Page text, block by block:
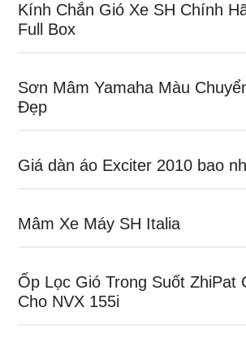
Kính Chắn Gió Xe SH Chính
Full Box
Sơn Mâm Yamaha Màu
Đẹp
Giá dàn áo Exciter 2010 bao
Mâm Xe Máy SH Italia
Ốp Lọc Gió Trong Suốt ZhiPat
Cho NVX 155i